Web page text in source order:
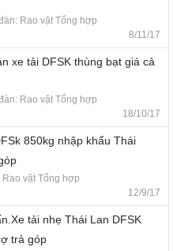
Rao vặt Tổng hợp
8/11/17
xe tải DFSK thùng bạt giá cả
Rao vặt Tổng hợp
18/10/17
850kg nhập khẩu Thái
Rao vặt Tổng hợp
12/9/17
tải nhẹ Thái Lan DFSK
trả góp